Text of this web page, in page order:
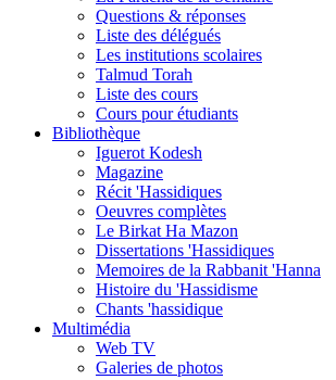
Questions & réponses
Liste des délégués
Les institutions scolaires
Talmud Torah
Liste des cours
Cours pour étudiants
Bibliothèque
Iguerot Kodesh
Magazine
Récit 'Hassidiques
Oeuvres complètes
Le Birkat Ha Mazon
Dissertations 'Hassidiques
Memoires de la Rabbanit 'Hanna
Histoire du 'Hassidisme
Chants 'hassidique
Multimédia
Web TV
Galeries de photos